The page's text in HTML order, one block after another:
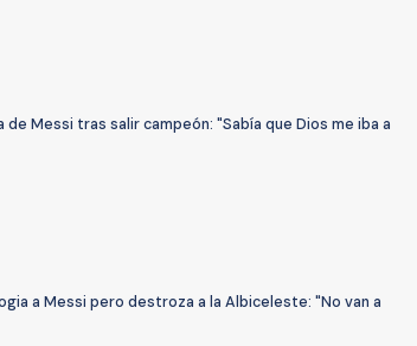
Messi tras salir campeón: "Sabía que Dios me iba a
a Messi pero destroza a la Albiceleste: "No van a